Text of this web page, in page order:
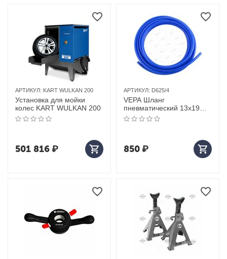
АРТИКУЛ: KART WULKAN 200
Установка для мойки
колес KART WULKAN 200
501 816₽
АРТИКУЛ: D625/4
VEPA Шланг
пневматический 13х19
мм, 1 м, полиуретановый
850₽